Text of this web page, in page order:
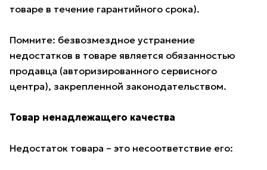
товаре в течение гарантийного срока).
Помните: безвозмездное устранение
недостатков в товаре является обязанностью
продавца (авторизированного сервисного
центра), закрепленной законодательством.
Товар ненадлежащего качества
Недостаток товара – это несоответствие его: